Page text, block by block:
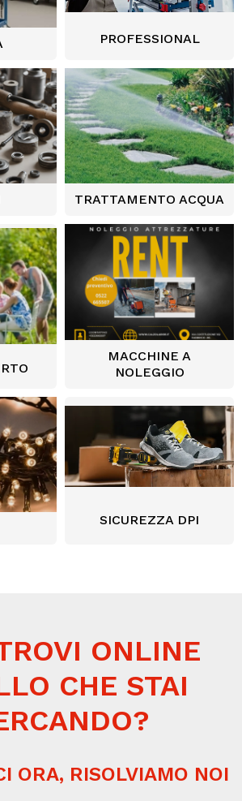
PROFESSIONAL
TRATTAMENTO ACQUA
MACCHINE A
NOLEGGIO
SICUREZZA DPI
ONLINE
CHE STAI
ORA, RISOLVIAMO NOI